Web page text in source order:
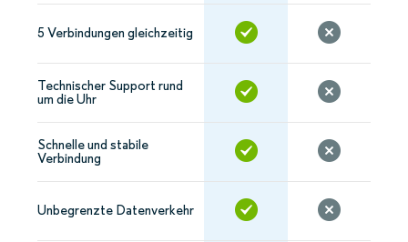
5 Verbindungen gleichzeitig
Technischer Support rund
um die Uhr
Schnelle und stabile
Verbindung
Unbegrenzte Datenverkehr